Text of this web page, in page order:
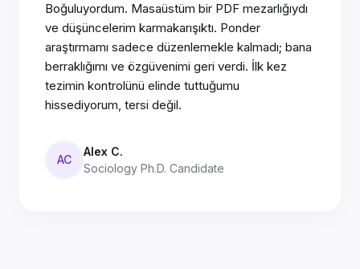
Boğuluyordum. Masaüstüm bir PDF mezarlığıydı
ve düşüncelerim karmakarışıktı. Ponder
araştırmamı sadece düzenlemekle kalmadı; bana
berraklığımı ve özgüvenimi geri verdi. İlk kez
tezimin kontrolünü elinde tuttuğumu
hissediyorum, tersi değil.
AC
Alex C.
Sociology Ph.D. Candidate